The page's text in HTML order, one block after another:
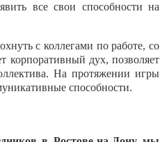
все свои способности на
с коллегами по работе, со
корпоративный дух, позволяет
На протяжении игры
способности.